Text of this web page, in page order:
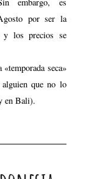
siempre
os saldrá muy
tan solo el